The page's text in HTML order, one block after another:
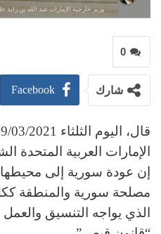
وزير خارجية الإمارات عبد الله بن
0
شارك Facebook
الإمارات العربية المتحدة
إن عودة سورية إلى
مصلحة سورية والمنطقة ككل
الذي يواجه التنسيق